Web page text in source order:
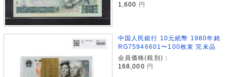
1,600
円
中国人民銀行 10元紙幣 1980年銘
RG75946601〜100枚束 完未品
会員価格(税別)：
168,000 円